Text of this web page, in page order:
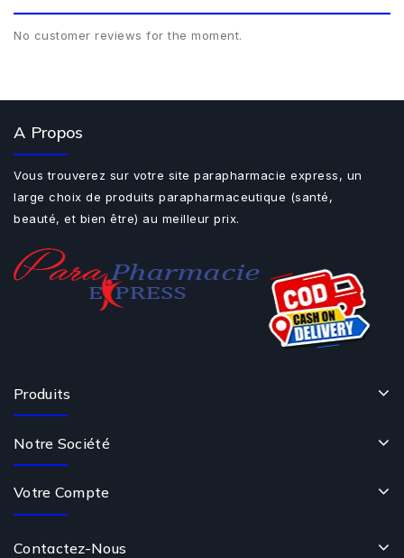
No customer reviews for the moment.
A Propos
Vous trouverez sur votre site parapharmacie express, un
large choix de produits parapharmaceutique (santé,
beauté, et bien être) au meilleur prix.
Produits
Notre Société
Votre Compte
Contactez-Nous